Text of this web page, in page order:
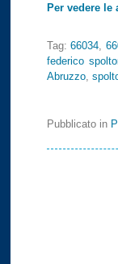
Per vedere le
Tag:66034
federico
Abruzzo
Pubblicato in